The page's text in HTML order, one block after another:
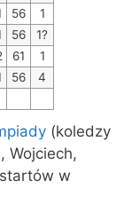
56
1
56
1?
61
1
56
4
(koledzy
Wojciech,
w